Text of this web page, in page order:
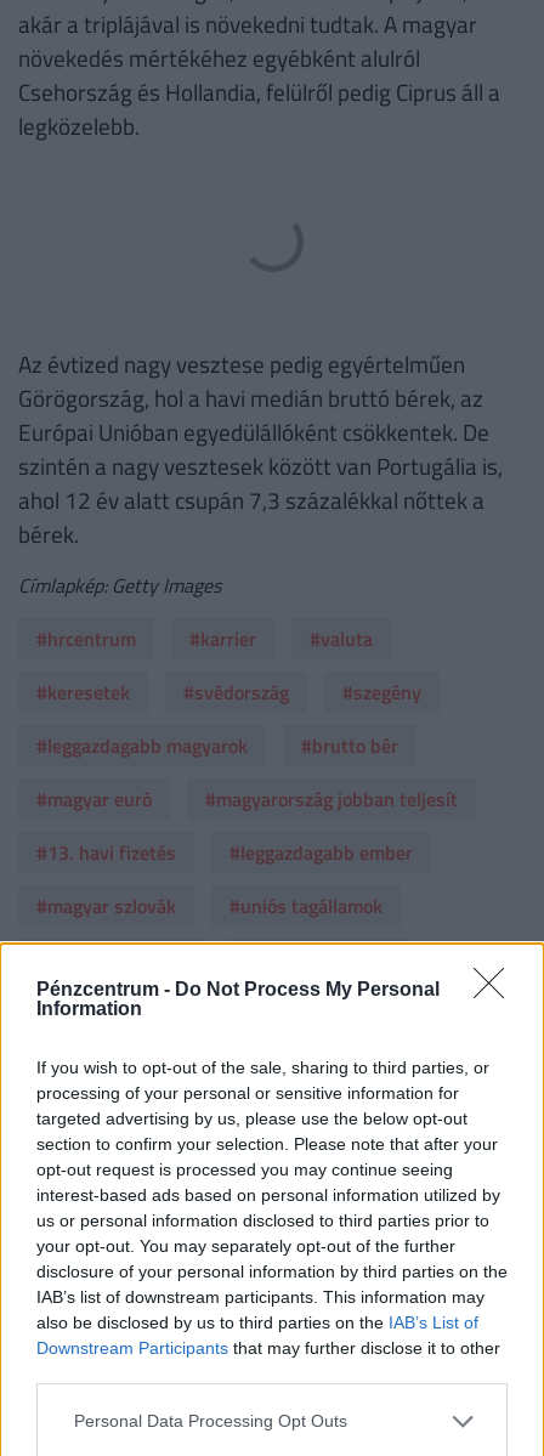
Pénzcentrum - Do Not Process My Personal
Information
If you wish to opt-out of the sale, sharing to third parties, or
processing of your personal or sensitive information for
targeted advertising by us, please use the below opt-out
section to confirm your selection. Please note that after your
opt-out request is processed you may continue seeing
interest-based ads based on personal information utilized by
us or personal information disclosed to third parties prior to
your opt-out. You may separately opt-out of the further
disclosure of your personal information by third parties on the
IAB’s list of downstream participants. This information may
also be disclosed by us to third parties on the IAB’s List of
Downstream Participants that may further disclose it to other
Personal Data Processing Opt Outs
akár a triplájával is növekedni tudtak. A magyar
növekedés mértékéhez egyébként alulról
Csehország és Hollandia, felülről pedig Ciprus áll a
legközelebb.
Az évtized nagy vesztese pedig egyértelműen
Görögország, hol a havi medián bruttó bérek, az
Európai Unióban egyedülállóként csökkentek. De
szintén a nagy vesztesek között van Portugália is,
ahol 12 év alatt csupán 7,3 százalékkal nőttek a
bérek.
Címlapkép: Getty Images
#hrcentrum
#karrier
#valuta
#keresetek
#svédország
#szegény
#leggazdagabb magyarok
#brutto bér
#magyar euró
#magyarország jobban teljesít
#13. havi fizetés
#leggazdagabb ember
#magyar szlovák
#uniós tagállamok
#lettország
NEKED AJÁNLJUK
Döbbenetes: 40 millió dolláros
szerződést kaphat az F1-ben Alonso